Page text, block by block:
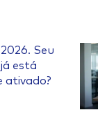
Seu
está
ativado?